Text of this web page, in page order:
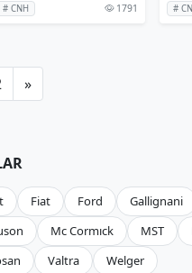
# CNH 1791 #
»
Fiat Ford Gallignani
Mc Cormıck MST
Valtra Welger